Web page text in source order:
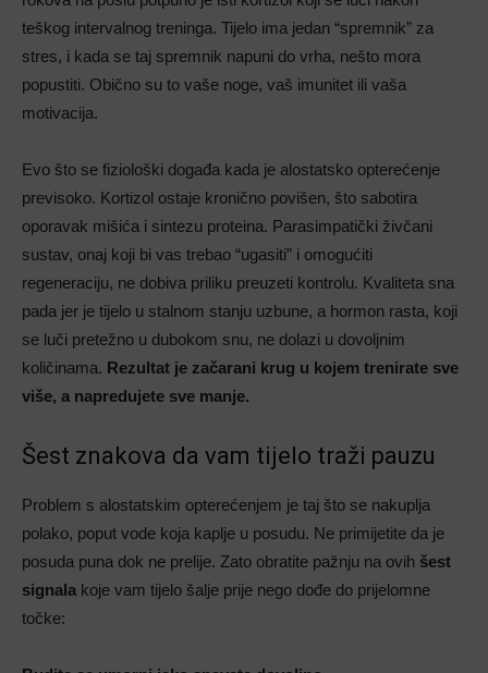
teškog intervalnog treninga. Tijelo ima jedan “spremnik” za
stres, i kada se taj spremnik napuni do vrha, nešto mora
popustiti. Obično su to vaše noge, vaš imunitet ili vaša
motivacija.
Evo što se fiziološki događa kada je alostatsko opterećenje
previsoko. Kortizol ostaje kronično povišen, što sabotira
oporavak mišića i sintezu proteina. Parasimpatički živčani
sustav, onaj koji bi vas trebao “ugasiti” i omogućiti
regeneraciju, ne dobiva priliku preuzeti kontrolu. Kvaliteta sna
pada jer je tijelo u stalnom stanju uzbune, a hormon rasta, koji
se luči pretežno u dubokom snu, ne dolazi u dovoljnim
količinama. Rezultat je začarani krug u kojem trenirate sve
više, a napredujete sve manje.
Šest znakova da vam tijelo traži pauzu
Problem s alostatskim opterećenjem je taj što se nakuplja
polako, poput vode koja kaplje u posudu. Ne primijetite da je
posuda puna dok ne prelije. Zato obratite pažnju na ovih šest
signala koje vam tijelo šalje prije nego dođe do prijelomne
točke: